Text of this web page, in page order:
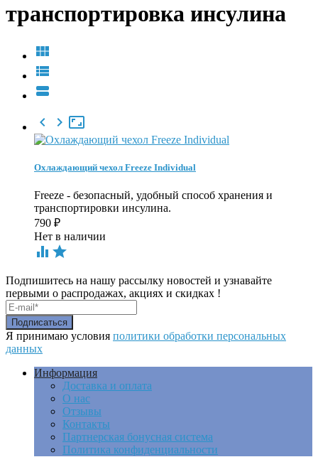
транспортировка инсулина




 
Охлаждающий чехол Freeze Individual
Freeze - безопасный, удобный способ хранения и
транспортировки инсулина.
790 ₽
Нет в наличии
 
Подпишитесь на нашу рассылку новостей и узнавайте
первыми о распродажах, акциях и скидках !
Я принимаю условия политики обработки персональных
данных
Информация
Доставка и оплата
О нас
Отзывы
Контакты
Партнерская бонусная система
Политика конфиденциальности